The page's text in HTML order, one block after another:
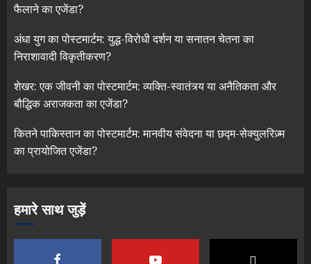
फैलाने का एजेंडा?
अंधा युग का पोस्टमार्टम: युद्ध-विरोधी दर्शन या सनातन चेतना का
निराशावादी विकृतीकरण?
शेखर: एक जीवनी का पोस्टमार्टम: व्यक्ति-स्वातंत्र्य या अनैतिकता और
बौद्धिक अराजकता का एजेंडा?
कितने पाकिस्तान का पोस्टमार्टम: मानवीय संवेदना या छद्म-सेक्युलरिज़्म
का प्रायोजित एजेंडा?
हमारे साथ जुड़ें